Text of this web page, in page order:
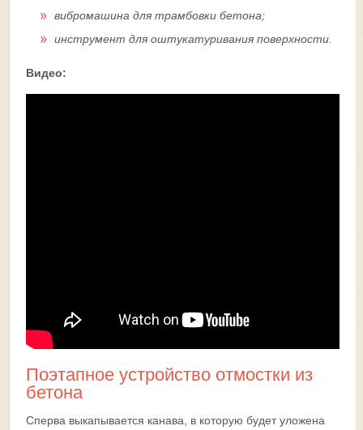
вибромашина для трамбовки бетона;
инструмент для оштукатуривания поверхности.
Видео:
Поэтапное устройство отмостки из
бетона
Сперва выкапывается канава, в которую будет уложена